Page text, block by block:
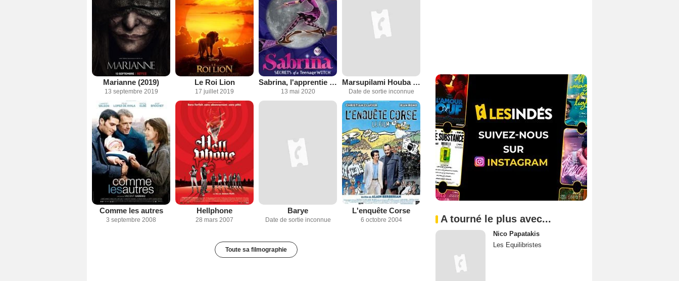
Marianne (2019)
13 septembre 2019
Le Roi Lion
17 juillet 2019
Sabrina, l'apprentie sorcière
13 mai 2020
Marsupilami Houba Houba Hop !
Date de sortie inconnue
Comme les autres
3 septembre 2008
Hellphone
28 mars 2007
Barye
Date de sortie inconnue
L'enquête Corse
6 octobre 2004
Toute sa filmographie
A tourné le plus avec...
Nico Papatakis
Les Equilibristes